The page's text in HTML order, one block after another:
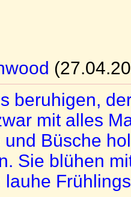
beruhigen,
mit alles
Büsche
Sie blühen
lauhe